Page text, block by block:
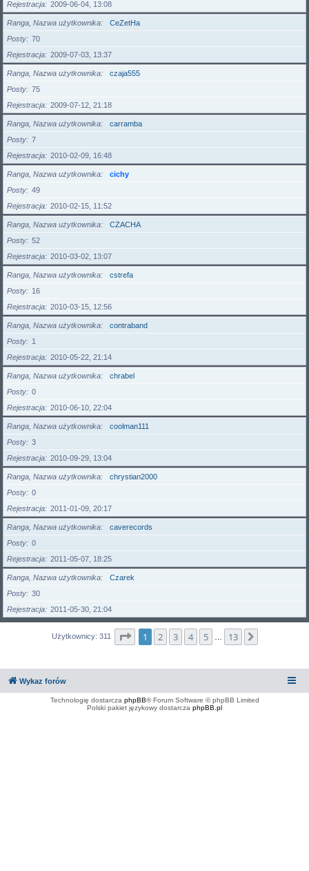
Rejestracja
2009-06-04, 13:08
Ranga, Nazwa użytkownika
CeZetHa
Posty
70
Rejestracja
2009-07-03, 13:37
Ranga, Nazwa użytkownika
czaja555
Posty
75
Rejestracja
2009-07-12, 21:18
Ranga, Nazwa użytkownika
carramba
Posty
7
Rejestracja
2010-02-09, 16:48
Ranga, Nazwa użytkownika
cichy
Posty
49
Rejestracja
2010-02-15, 11:52
Ranga, Nazwa użytkownika
CZACHA
Posty
52
Rejestracja
2010-03-02, 13:07
Ranga, Nazwa użytkownika
cstrefa
Posty
16
Rejestracja
2010-03-15, 12:56
Ranga, Nazwa użytkownika
contraband
Posty
1
Rejestracja
2010-05-22, 21:14
Ranga, Nazwa użytkownika
chrabel
Posty
0
Rejestracja
2010-06-10, 22:04
Ranga, Nazwa użytkownika
coolman111
Posty
3
Rejestracja
2010-09-29, 13:04
Ranga, Nazwa użytkownika
chrystian2000
Posty
0
Rejestracja
2011-01-09, 20:17
Ranga, Nazwa użytkownika
caverecords
Posty
0
Rejestracja
2011-05-07, 18:25
Ranga, Nazwa użytkownika
Czarek
Posty
30
Rejestracja
2011-05-30, 21:04
Użytkownicy: 311 Strona1 z13
1 2 3 4 5 13
Wykaz forów
Technologię dostarcza phpBB® Forum Software © phpBB Limited
Polski pakiet językowy dostarcza phpBB.pl